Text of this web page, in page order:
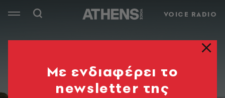
VOICE RADIO
Mε ενδιαφέρει το
newsletter της